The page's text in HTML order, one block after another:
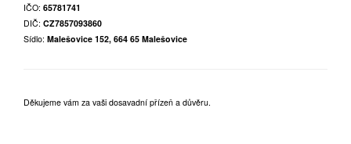
IČO: 65781741
DIČ: CZ7857093860
Sídlo: Malešovice 152, 664 65 Malešovice
Děkujeme vám za vaši dosavadní přízeň a důvěru.